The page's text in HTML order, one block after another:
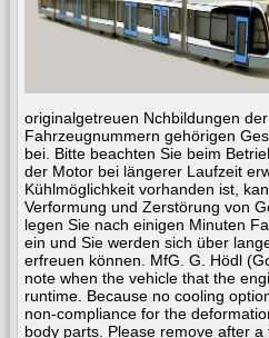
originalgetreuen Nchbildungen
Fahrzeugnummern gehörigen
bei. Bitte beachten Sie beim
der Motor bei längerer Laufzeit
Kühlmöglichkeit vorhanden ist,
Verformung und Zerstörung von
legen Sie nach einigen Minuten
ein und Sie werden sich über
erfreuen können. MfG. G. Hödl
note when the vehicle that the
runtime. Because no cooling
non-compliance for the
body parts. Please remove after a